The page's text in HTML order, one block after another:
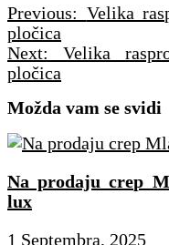
Navigacija
članaka
Previous: Velika
pločica
Next:
Velika
pločica
Možda vam se svidi
Na prodaju crep
lux
1 Septembra, 2025